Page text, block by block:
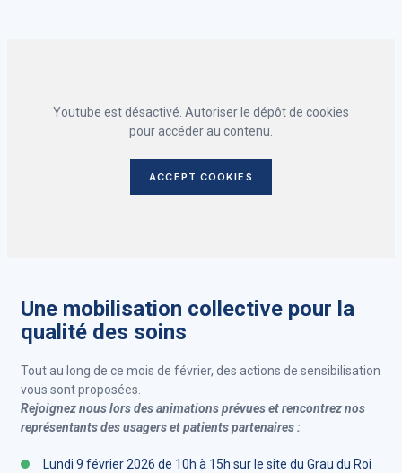
Youtube est désactivé. Autoriser le dépôt de cookies
pour accéder au contenu.
ACCEPT COOKIES
Une mobilisation collective pour la
qualité des soins
Tout au long de ce mois de février, des actions de sensibilisation
vous sont proposées.
Rejoignez nous lors des animations prévues et rencontrez nos
représentants des usagers et patients partenaires :
Lundi 9 février 2026 de 10h à 15h sur le site du Grau du Roi